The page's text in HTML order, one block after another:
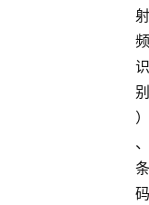
射
频
识
别
）
、
条
码